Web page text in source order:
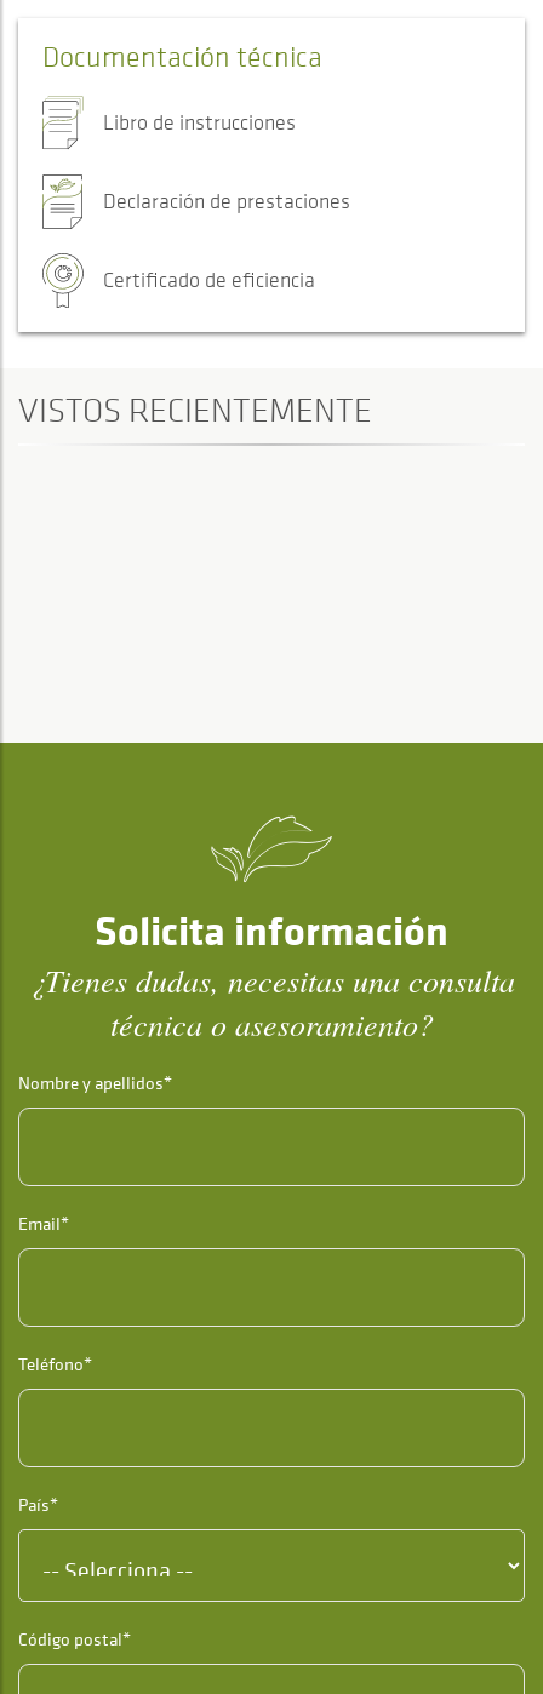
Documentación técnica
Libro de instrucciones
Declaración de prestaciones
Certificado de eficiencia
VISTOS RECIENTEMENTE
Solicita información
¿Tienes dudas, necesitas una consulta
técnica o asesoramiento?
Nombre y apellidos*
Email*
Teléfono*
País*
Código postal*